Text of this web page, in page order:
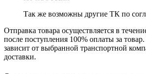
Так же возможны другие ТК по
Отправка товара осуществляется в
после поступления 100% оплаты за
зависит от выбранной транспортной
доставки.